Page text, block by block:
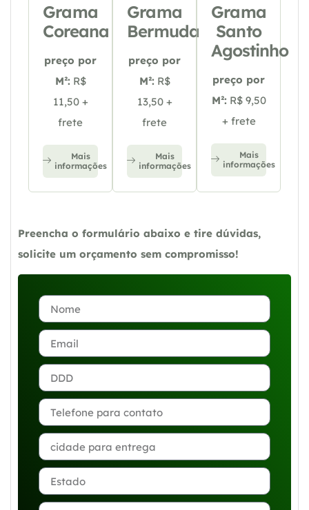
Grama
Coreana
preço por
M²: R$
11,50 +
frete
Mais
informações
Grama
Bermuda
preço por
M²: R$
13,50 +
frete
Mais
informações
Grama
Santo
Agostinho
preço por
M²: R$ 9,50
+ frete
Mais
informações
Preencha o formulário abaixo e tire dúvidas,
solicite um orçamento sem compromisso!